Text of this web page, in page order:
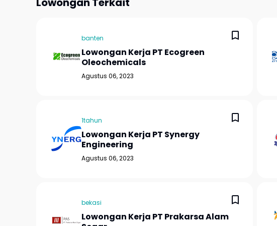
banten
Lowongan Kerja PT Ecogreen
Oleochemicals
Agustus 06, 2023
1tahun
Lowongan Kerja PT Synergy
Engineering
Agustus 06, 2023
bekasi
Lowongan Kerja PT Prakarsa Alam